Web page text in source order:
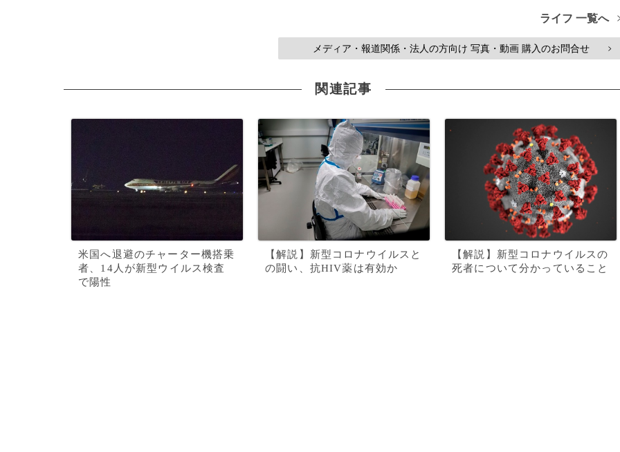
ライフ 一覧へ
メディア・報道関係・法人の方向け 写真・動画 購入のお問合せ >
関連記事
米国へ退避のチャーター機搭乗
者、14人が新型ウイルス検査
で陽性
【解説】新型コロナウイルスと
の闘い、抗HIV薬は有効か
【解説】新型コロナウイルスの
死者について分かっていること